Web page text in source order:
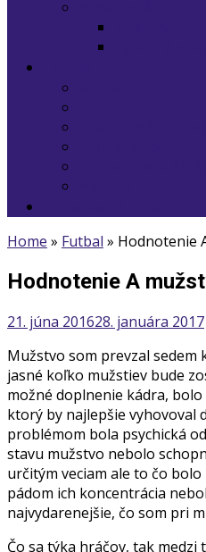
Home » Futbal » Hodnotenie
Hodnotenie A
21. júna 201628. januára 2017
Mužstvo som prevzal
jasné koľko mužstiev bude
možné doplnenie kádra,
ktorý by najlepšie vyhovoval
problémom bola psychická
stavu mužstvo nebolo
určitým veciam ale to čo
pádom ich koncentrácia
najvydarenejšie, čo som pri
Čo sa týka hráčov, tak